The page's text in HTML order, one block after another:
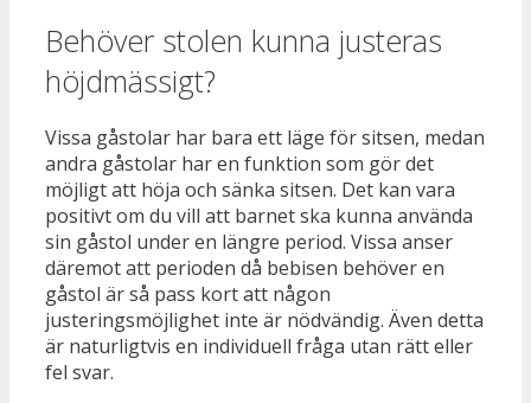
Behöver stolen kunna justeras
höjdmässigt?
Vissa gåstolar har bara ett läge för sitsen, medan
andra gåstolar har en funktion som gör det
möjligt att höja och sänka sitsen. Det kan vara
positivt om du vill att barnet ska kunna använda
sin gåstol under en längre period. Vissa anser
däremot att perioden då bebisen behöver en
gåstol är så pass kort att någon
justeringsmöjlighet inte är nödvändig. Även detta
är naturligtvis en individuell fråga utan rätt eller
fel svar.